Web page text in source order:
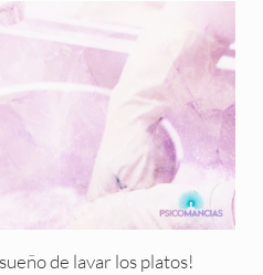
de lavar los platos!